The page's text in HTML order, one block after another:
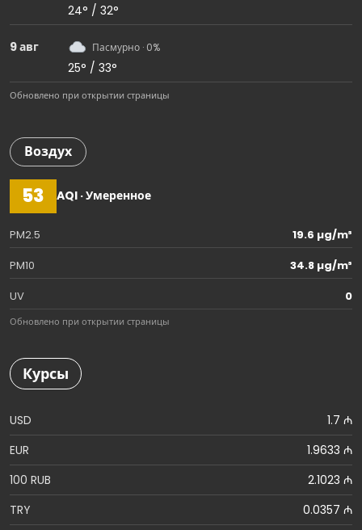
24° / 32°
9 авг Пасмурно · 0%
25° / 33°
Обновлено при открытии страницы
Воздух
53 AQI · Умеренное
PM2.5
19.6 µg/m³
PM10
34.8 µg/m³
UV
0
Обновлено при открытии страницы
Курсы
USD
1.7 ₼
EUR
1.9633 ₼
100 RUB
2.1023 ₼
TRY
0.0357 ₼